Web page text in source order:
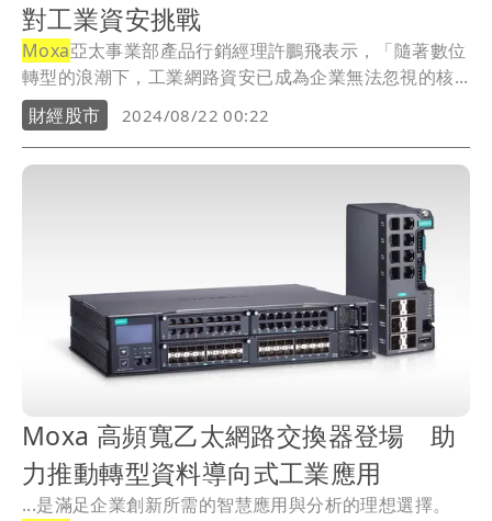
對工業資安挑戰
Moxa亞太事業部產品行銷經理許鵬飛表示，「隨著數位
轉型的浪潮下，工業網路資安已成為企業無法忽視的核...
財經股市
2024/08/22 00:22
Moxa 高頻寬乙太網路交換器登場 助
力推動轉型資料導向式工業應用
...是滿足企業創新所需的智慧應用與分析的理想選擇。